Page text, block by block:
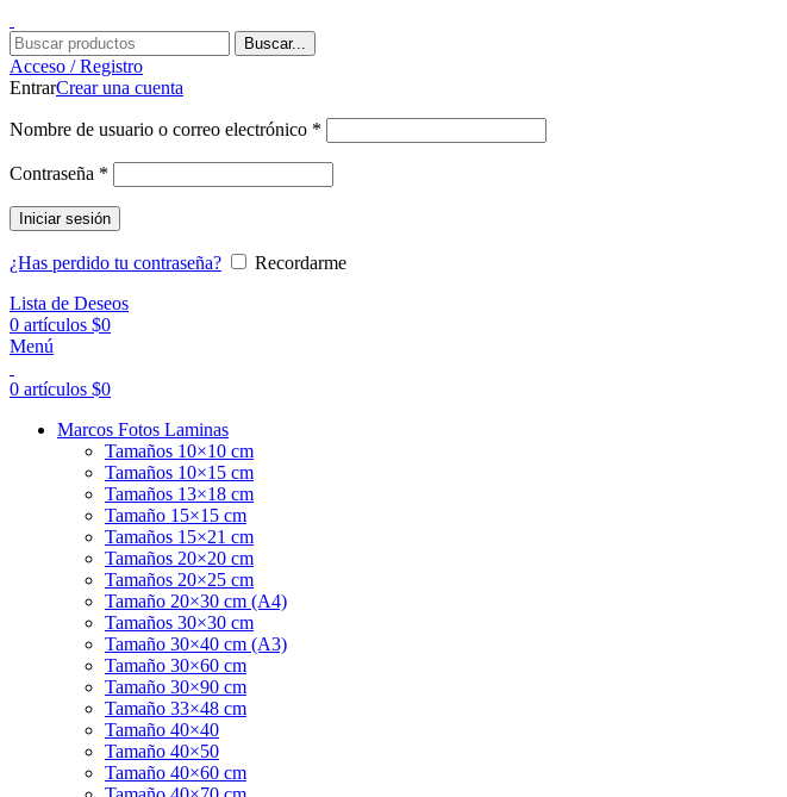
Buscar...
Acceso / Registro
EntrarCrear una cuenta
Nombre de usuario o correo electrónico *
Contraseña *
Iniciar sesión
¿Has perdido tu contraseña?
Recordarme
Lista de Deseos
0 artículos $0
Menú
0 artículos $0
Marcos Fotos Laminas
Tamaños 10×10 cm
Tamaños 10×15 cm
Tamaños 13×18 cm
Tamaño 15×15 cm
Tamaños 15×21 cm
Tamaños 20×20 cm
Tamaños 20×25 cm
Tamaño 20×30 cm (A4)
Tamaños 30×30 cm
Tamaño 30×40 cm (A3)
Tamaño 30×60 cm
Tamaño 30×90 cm
Tamaño 33×48 cm
Tamaño 40×40
Tamaño 40×50
Tamaño 40×60 cm